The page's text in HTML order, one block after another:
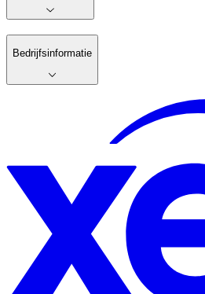
Bedrijfsinformatie